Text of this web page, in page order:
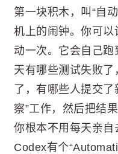
第一块积木，叫“自
机上的闹钟。你可以
动一次。它会自己
天有哪些测试失败
了，有哪些人提交了
察”工作，然后把结
你根本不用每天亲自
Codex有个